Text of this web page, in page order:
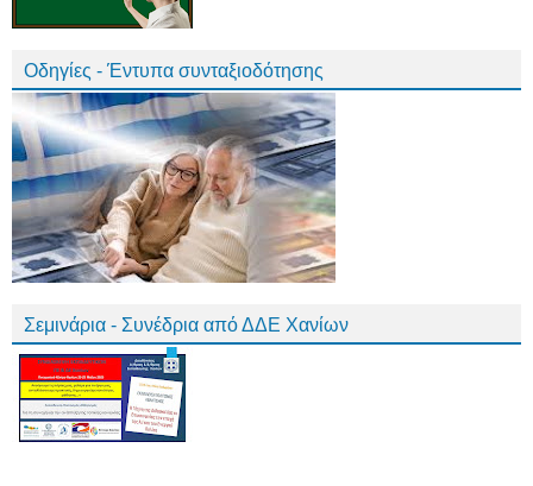
Οδηγίες - Έντυπα συνταξιοδότησης
Σεμινάρια - Συνέδρια από ΔΔΕ Χανίων